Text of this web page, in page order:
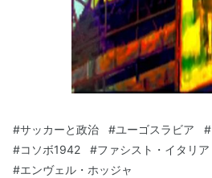
#サッカーと政治 #ユーゴスラビア #
#コソボ1942 #ファシスト・イタリア
#エンヴェル・ホッジャ